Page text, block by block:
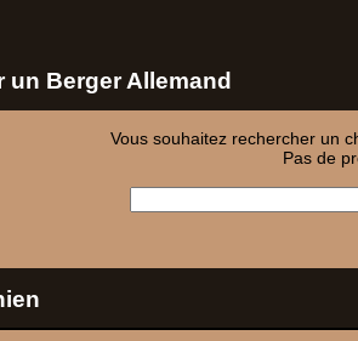
un Berger Allemand
Vous souhaitez rechercher un
Pas de